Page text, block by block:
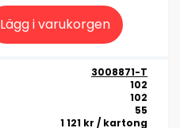
Lägg i varukorgen
3008871-T
102
102
55
1 121 kr / kartong